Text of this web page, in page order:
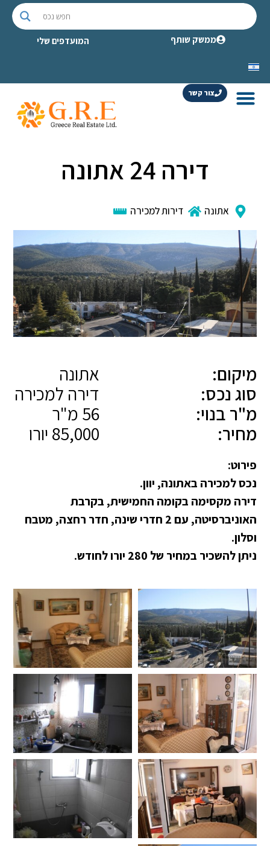
ממשק שותף המועדפים שלי
צור קשר
דירה 24 אתונה
אתונה דירות למכירה
מיקום:
אתונה
סוג נכס:
דירה למכירה
מ"ר בנוי:
56 מ"ר
מחיר:
פירוט:
נכס למכירה באתונה, יוון.
דירה מקסימה בקומה החמישית, בקרבת
האוניברסיטה, עם 2 חדרי שינה, חדר רחצה, מטבח
וסלון.
ניתן להשכיר במחיר של 280 יורו לחודש.